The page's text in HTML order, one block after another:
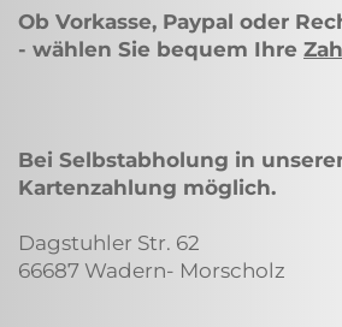
Ob Vorkasse, Paypal oder
- wählen Sie bequem Ihre
Bei Selbstabholung in
Kartenzahlung möglich.
Dagstuhler Str. 62
66687 Wadern- Morscholz